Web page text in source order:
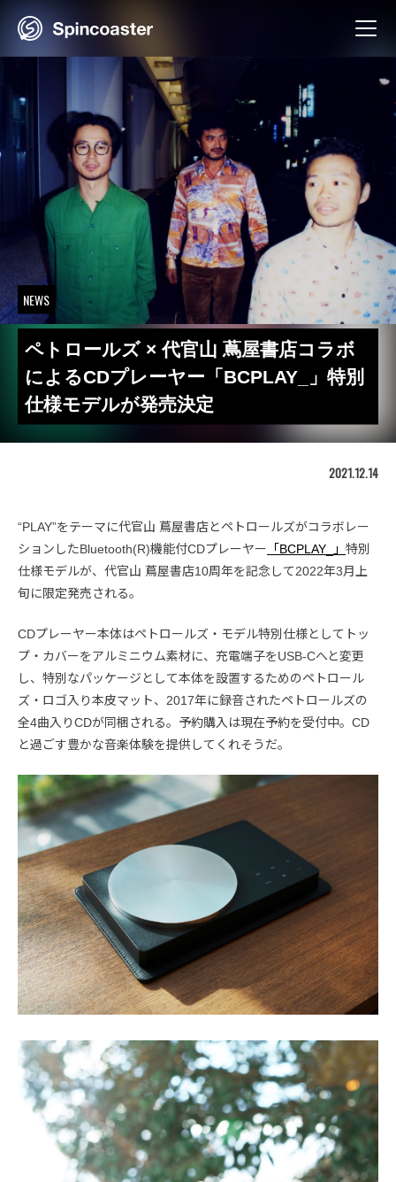
NEWS
ペトロールズ × 代官山 蔦屋書店コラボ
によるCDプレーヤー「BCPLAY_」特別
仕様モデルが発売決定
2021.12.14
“PLAY”をテーマに代官山 蔦屋書店とペトロールズがコラボレー
ションしたBluetooth(R)機能付CDプレーヤー 「BCPLAY_」 特別
仕様モデルが、代官山 蔦屋書店10周年を記念して2022年3月上
旬に限定発売される。
CDプレーヤー本体はペトロールズ・モデル特別仕様としてトッ
プ・カバーをアルミニウム素材に、充電端子をUSB-Cへと変更
し、特別なパッケージとして本体を設置するためのペトロール
ズ・ロゴ入り本皮マット、2017年に録音されたペトロールズの
全4曲入りCDが同梱される。予約購入は現在予約を受付中。CD
と過ごす豊かな音楽体験を提供してくれそうだ。